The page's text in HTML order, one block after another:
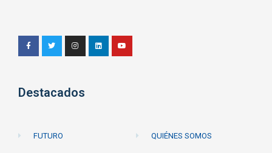
Destacados
FUTURO QUIÉNES SOMOS